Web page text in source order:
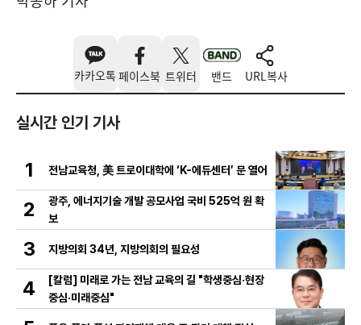
카카오톡 페이스북 트위터 밴드 URL복사
실시간 인기 기사
1 전남교육청, 美 트로이대학에 ‘K-에듀센터’ 문 열어
2
광주, 에너지기술 개발 공모사업 국비 525억 원 확
보
3 지방의회 34년, 지방의회의 필요성
4
[칼럼] 미래로 가는 전남 교육의 길 "학생중심·현장
중심·미래중심"